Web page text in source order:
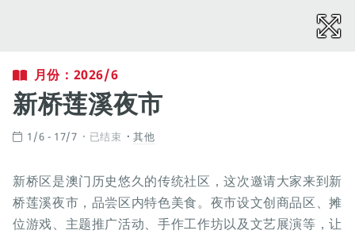
月份：2026/6
新桥莲溪夜市
1/6 - 17/7 已结束 其他
新桥区是澳门历史悠久的传统社区，这次邀请大家来到新
桥莲溪夜市，品尝区内特色美食。夜市设文创商品区、摊
位游戏、主题推广活动、手作工作坊以及文艺展演等，让